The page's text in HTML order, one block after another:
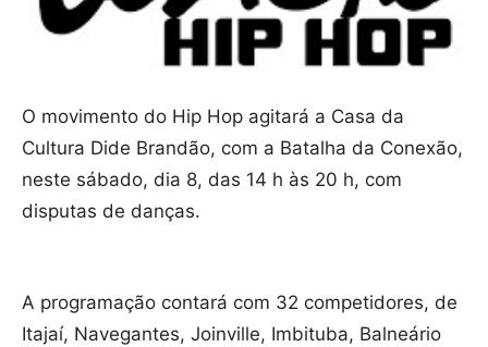
O movimento do Hip Hop agitará a Casa da
Cultura Dide Brandão, com a Batalha da Conexão,
neste sábado, dia 8, das 14 h às 20 h, com
disputas de danças.
A programação contará com 32 competidores, de
Itajaí, Navegantes, Joinville, Imbituba, Balneário